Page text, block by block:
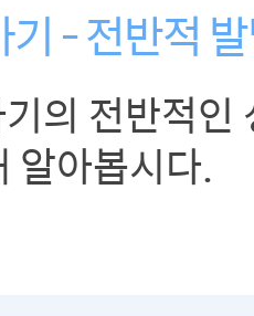
- 전반적
의 전반적인
알아봅시다.